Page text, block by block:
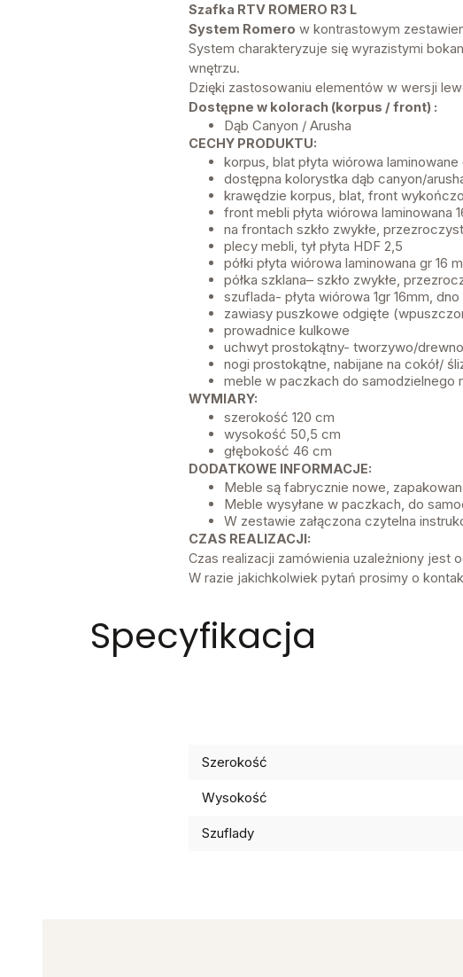
Szafka RTV ROMERO R3 L
System Romero w kontrastowym
System charakteryzuje się wyrazistymi
wnętrzu.
Dzięki zastosowaniu elementów w wersji
Dostępne w kolorach (korpus / front) :
Dąb Canyon / Arusha
CECHY PRODUKTU:
korpus, blat płyta wiórowa laminowane
dostępna kolorystka dąb canyon/
krawędzie korpus, blat, front
front mebli płyta wiórowa laminowana
na frontach szkło zwykłe,
plecy mebli, tył płyta HDF 2,5
półki płyta wiórowa laminowana gr 16
półka szklana– szkło zwykłe,
szuflada- płyta wiórowa 1gr 16mm, dno
zawiasy puszkowe odgięte
prowadnice kulkowe
uchwyt prostokątny- tworzywo/drewno
nogi prostokątne, nabijane na cokół/
meble w paczkach do samodzielnego
WYMIARY:
szerokość 120 cm
wysokość 50,5 cm
głębokość 46 cm
DODATKOWE INFORMACJE:
Meble są fabrycznie nowe,
Meble wysyłane w paczkach, do
W zestawie załączona czytelna
CZAS REALIZACJI:
Czas realizacji zamówienia uzależniony jest
W razie jakichkolwiek pytań prosimy o
Specyfikacja
Szerokość
Wysokość
Szuflady